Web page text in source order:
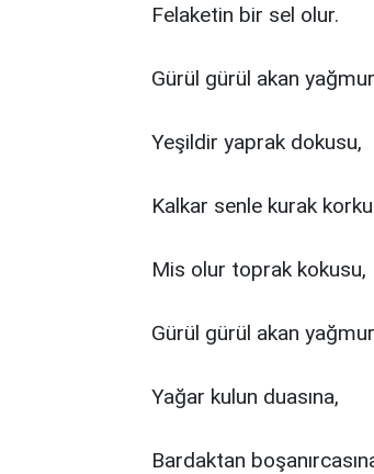
Felaketin bir sel olur.
Gürül gürül akan
Yeşildir yaprak dokusu,
Kalkar senle kurak
Mis olur toprak kokusu,
Gürül gürül akan
Yağar kulun duasına,
Bardaktan